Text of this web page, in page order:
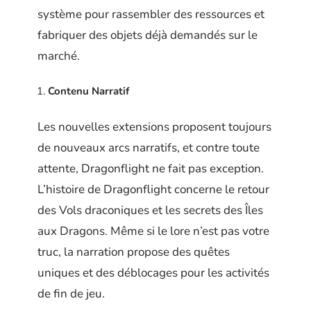
système pour rassembler des ressources et
fabriquer des objets déjà demandés sur le
marché.
Contenu Narratif
Les nouvelles extensions proposent toujours
de nouveaux arcs narratifs, et contre toute
attente, Dragonflight ne fait pas exception.
L’histoire de Dragonflight concerne le retour
des Vols draconiques et les secrets des Îles
aux Dragons. Même si le lore n’est pas votre
truc, la narration propose des quêtes
uniques et des déblocages pour les activités
de fin de jeu.